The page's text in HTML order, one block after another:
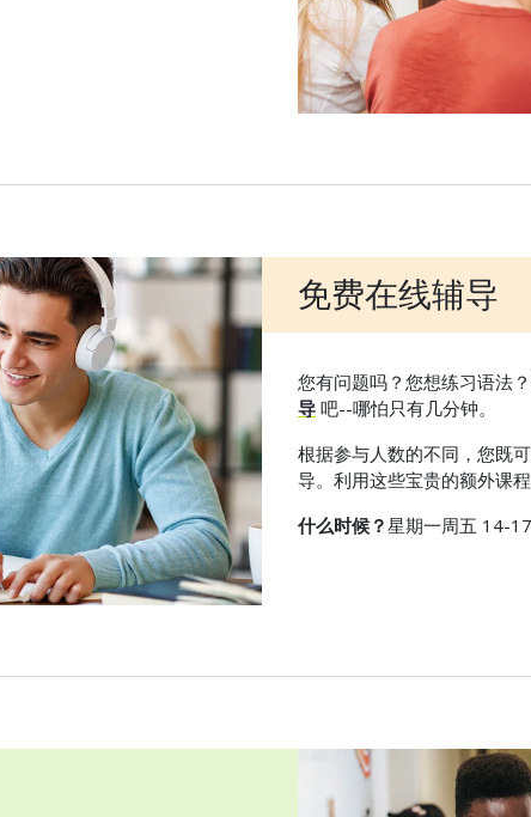
免费在线辅导
您有问题吗？您想练习语法
导 吧--哪怕只有几分钟。
根据参与人数的不同，您既
导。利用这些宝贵的额外课
什么时候？星期一周五 14-